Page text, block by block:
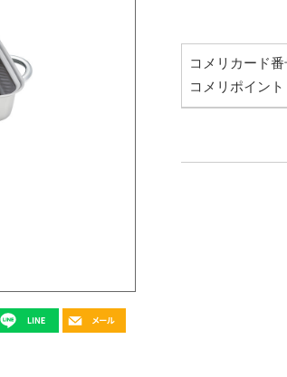
コメリカード
コメリポイント